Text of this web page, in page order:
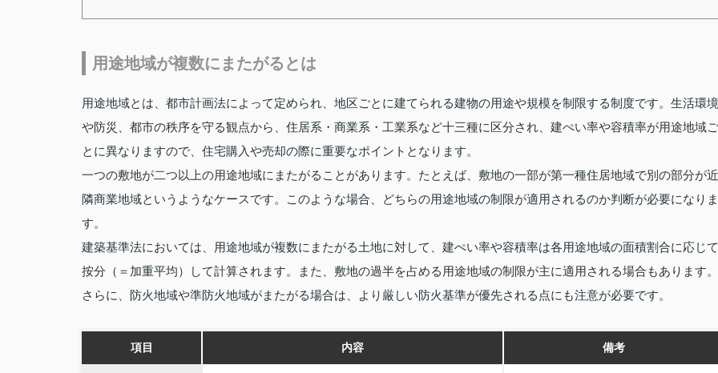
用途地域が複数にまたがるとは
用途地域とは、都市計画法によって定められ、地区ごとに建てられる建物の用途や規模を制限する制度です。生活環境
や防災、都市の秩序を守る観点から、住居系・商業系・工業系など十三種に区分され、建ぺい率や容積率が用途地域ご
とに異なりますので、住宅購入や売却の際に重要なポイントとなります。
一つの敷地が二つ以上の用途地域にまたがることがあります。たとえば、敷地の一部が第一種住居地域で別の部分が近
隣商業地域というようなケースです。このような場合、どちらの用途地域の制限が適用されるのか判断が必要になりま
す。
建築基準法においては、用途地域が複数にまたがる土地に対して、建ぺい率や容積率は各用途地域の面積割合に応じて
按分（＝加重平均）して計算されます。また、敷地の過半を占める用途地域の制限が主に適用される場合もあります。
さらに、防火地域や準防火地域がまたがる場合は、より厳しい防火基準が優先される点にも注意が必要です。
項目 内容 備考